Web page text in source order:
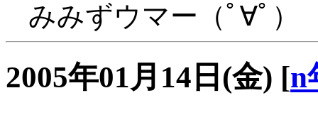
みみずウマー（ﾟ∀ﾟ）
2005年01月14日(金) [n